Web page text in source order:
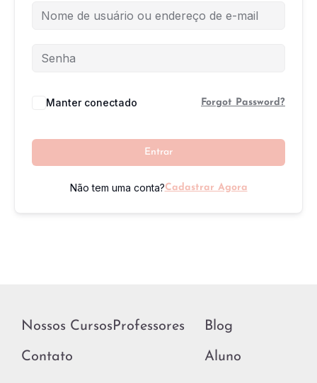
Manter conectado Forgot Password?
Entrar
Não tem uma conta?Cadastrar Agora
Nossos CursosProfessores Blog
Contato Aluno